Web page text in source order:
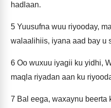
hadlaan.
5 Yuusufna wuu riyooday,
walaalihiis, iyana aad bay u
6 Oo wuxuu iyagii ku yidhi,
maqla riyadan aan ku
7 Bal eega, waxaynu beerta